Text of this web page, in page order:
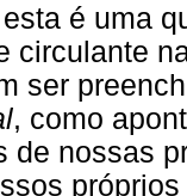
é uma
circulante
ser
, como
de nossas